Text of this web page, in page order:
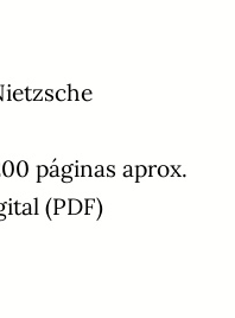
páginas aprox.
(PDF)